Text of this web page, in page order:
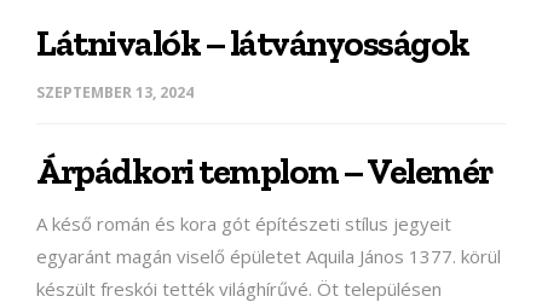
Látnivalók – látványosságok
SZEPTEMBER 13, 2024
Árpádkori templom – Velemér
A késő román és kora gót építészeti stílus jegyeit
egyaránt magán viselő épületet Aquila János 1377. körül
készült freskói tették világhírűvé. Öt településen